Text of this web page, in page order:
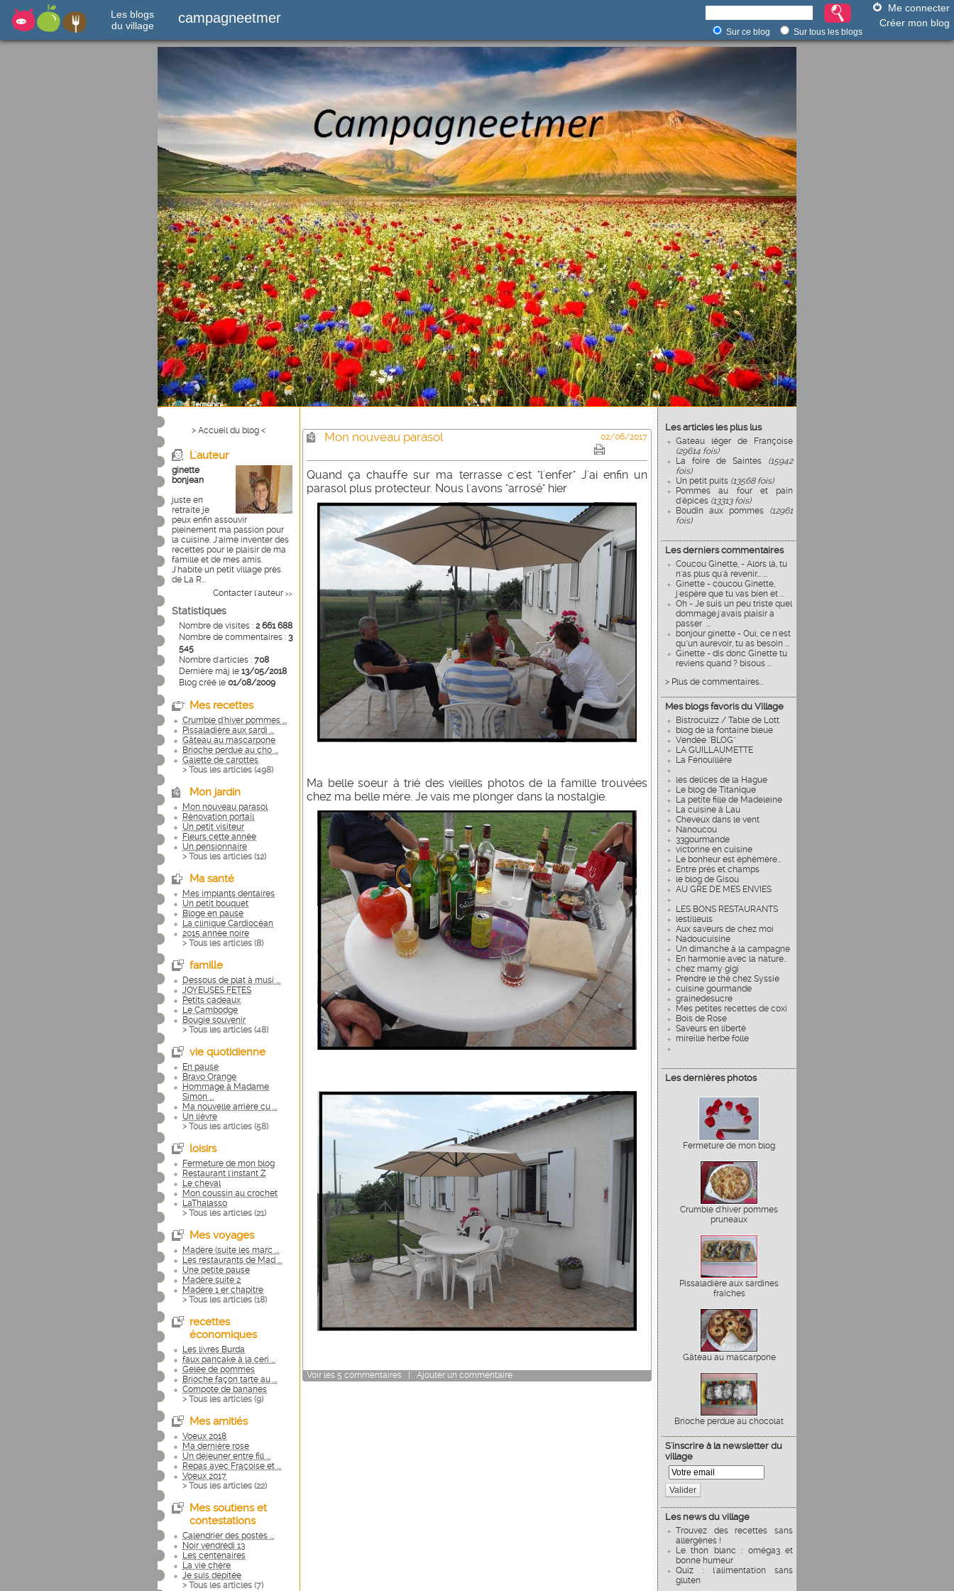
Les blogs
du village
campagneetmer
Me connecter
Créer mon blog
Sur ce blog Sur tous les blogs
Les articles les plus lus
Gateau léger de Françoise
(29614 fois)
La foire de Saintes (15942
fois)
Un petit puits (13568 fois)
Pommes au four et pain
d'épices (13313 fois)
Boudin aux pommes (12961
fois)
Les derniers commentaires
Coucou Ginette, - Alors là, tu
n'as plus qu'à revenir... ...
Ginette - coucou Ginette,
j'espère que tu vas bien et ...
Oh - Je suis un peu triste quel
dommage.j'avais plaisir a
passer ...
bonjour ginette - Oui, ce n'est
qu"un aurevoir, tu as besoin ...
Ginette - dis donc Ginette tu
reviens quand ? bisous ...
> Plus de commentaires...
Mes blogs favoris du Village
Bistrocuizz / Table de Lott
blog de la fontaine bleue
Vendée "BLOG"
LA GUILLAUMETTE
La Fenouillère
les delices de la Hague
Le blog de Titanique
La petite fille de Madeleine
La cuisine à Lau
Cheveux dans le vent
Nanoucou
33gourmande
victorine en cuisine
Le bonheur est éphémère...
Entre prés et champs
le blog de Gisou
AU GRE DE MES ENVIES
LES BONS RESTAURANTS
lestilleuls
Aux saveurs de chez moi
Nadoucuisine
Un dimanche à la campagne
En harmonie avec la nature..
chez mamy gigi
Prendre le thé chez Syssie
cuisine gourmande
grainedesucre
Mes petites recettes de coxi
Bois de Rose
Saveurs en liberté
mireille herbe folle
Les dernières photos
Fermeture de mon blog
Crumble d'hiver pommes
pruneaux
Pissaladière aux sardines
fraîches
Gâteau au mascarpone
Brioche perdue au chocolat
S'inscrire à la newsletter du
village
Valider
Les news du village
Trouvez des recettes sans
allergènes !
Le thon blanc : oméga3 et
bonne humeur
Quiz : l'alimentation sans
gluten
> Accueil du blog <
L'auteur
ginette
bonjean
juste en
retraite je
peux enfin assouvir
pleinement ma passion pour
la cuisine. J'aime inventer des
recettes pour le plaisir de ma
famille et de mes amis.
J'habite un petit village près
de La R...
Contacter l'auteur >>
Statistiques
Nombre de visites : 2 661 688
Nombre de commentaires : 3
545
Nombre d'articles : 708
Dernière màj le 13/05/2018
Blog créé le 01/08/2009
Mes recettes
Crumble d'hiver pommes ...
Pissaladière aux sardi ...
Gâteau au mascarpone
Brioche perdue au cho ...
Galette de carottes
> Tous les articles (498)
Mon jardin
Mon nouveau parasol
Rénovation portail
Un petit visiteur
Fleurs cette année
Un pensionnaire
> Tous les articles (12)
Ma santé
Mes implants dentaires
Un petit bouquet
Bloge en pause
La clinique Cardiocéan
2015 année noire
> Tous les articles (8)
famille
Dessous de plat à musi ...
JOYEUSES FETES
Petits cadeaux
Le Cambodge
Bougie souvenir
> Tous les articles (48)
vie quotidienne
En pause
Bravo Orange
Hommage à Madame
Simon ...
Ma nouvelle arrière cu ...
Un lièvre
> Tous les articles (58)
loisirs
Fermeture de mon blog
Restaurant l'instant Z
Le cheval
Mon coussin au crochet
LaThalasso
> Tous les articles (21)
Mes voyages
Madère (suite les marc ...
Les restaurants de Mad ...
Une petite pause
Madère suite 2
Madère 1 er chapitre
> Tous les articles (18)
recettes
économiques
Les livres Burda
faux pancake à la ceri ...
Gelée de pommes
Brioche façon tarte au ...
Compote de bananes
> Tous les articles (9)
Mes amitiés
Voeux 2018
Ma dernière rose
Un déjeuner entre fill ...
Repas avec Fraçoise et ...
Voeux 2017
> Tous les articles (22)
Mes soutiens et
contestations
Calendrier des postes ...
Noir vendredi 13
Les centenaires
La vie chère
Je suis dépitée
> Tous les articles (7)
Mon nouveau parasol 02/06/2017
Quand ça chauffe sur ma terrasse c'est "l'enfer" J'ai enfin un
parasol plus protecteur. Nous l'avons "arrosé" hier
Ma belle soeur à trié des vieilles photos de la famille trouvées
chez ma belle mère. Je vais me plonger dans la nostalgie.
Voir les 5 commentaires | Ajouter un commentaire